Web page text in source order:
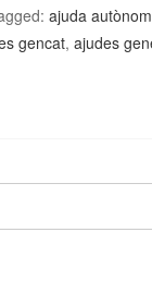
ajuda autònom
gencat,ajudes